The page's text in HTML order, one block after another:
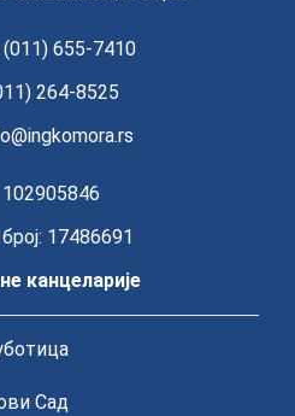
655-7410
264-8525
17486691
канцеларије
Сад